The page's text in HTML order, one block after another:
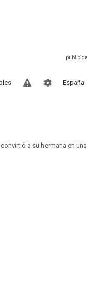
España
a su hermana en una